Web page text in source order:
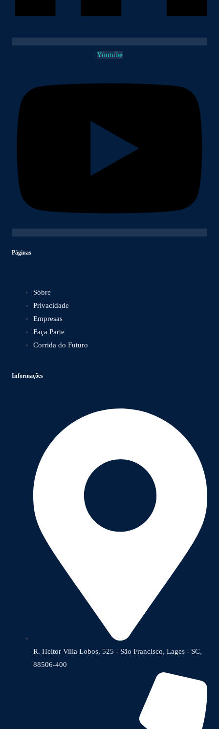
Youtube
Páginas
Sobre
Privacidade
Empresas
Faça Parte
Corrida do Futuro
Informações
R. Heitor Villa Lobos, 525 - São Francisco, Lages - SC,
88506-400